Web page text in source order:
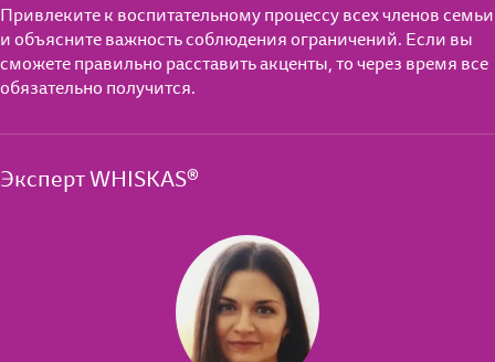
Привлеките к воспитательному процессу всех членов семьи
и объясните важность соблюдения ограничений. Если вы
сможете правильно расставить акценты, то через время все
обязательно получится.
Эксперт WHISKAS®